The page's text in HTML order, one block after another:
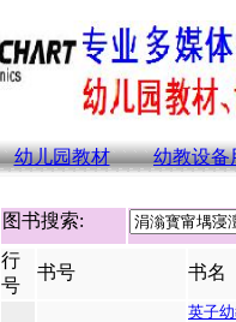
幼儿园教材
幼教设备
图书搜索:
行
号
书号 书名
英子